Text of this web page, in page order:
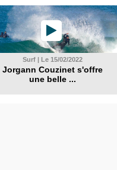
Surf | Le 15/02/2022
Jorgann Couzinet s'offre
une belle ...